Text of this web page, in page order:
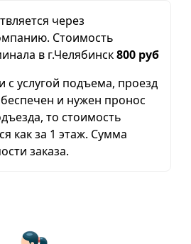
через
Стоимость
в г.Челябинск800 руб
с услугой подъема, проезд
и нужен пронос
то стоимость
как за 1 этаж. Сумма
заказа.